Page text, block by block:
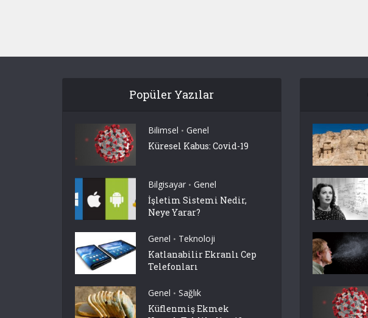
Popüler Yazılar
Bilimsel • Genel
Küresel Kabus: Covid-19
Bilgisayar • Genel
İşletim Sistemi Nedir,
Neye Yarar?
Genel • Teknoloji
Katlanabilir Ekranlı Cep
Telefonları
Genel • Sağlık
Küflenmiş Ekmek